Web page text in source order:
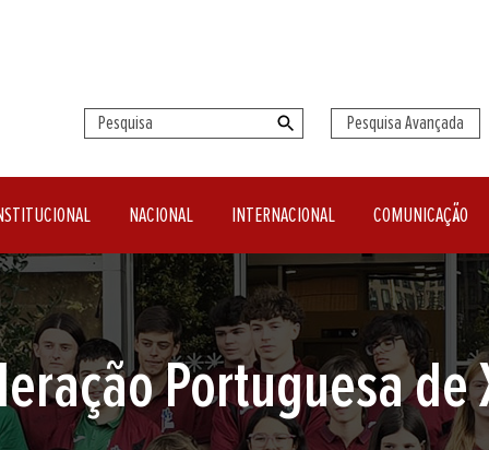
Pesquisa Avançada
NACIONAL INTERNACIONAL COMUNICAÇÃO
clube de Xadrez